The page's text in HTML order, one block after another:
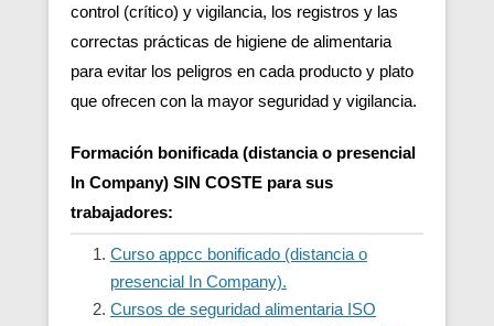
control (crítico) y vigilancia, los registros y las
correctas prácticas de higiene de alimentaria
para evitar los peligros en cada producto y plato
que ofrecen con la mayor seguridad y vigilancia.
Formación bonificada (distancia o presencial
In Company) SIN COSTE para sus
trabajadores:
Curso appcc bonificado (distancia o
presencial In Company).
Cursos de seguridad alimentaria ISO